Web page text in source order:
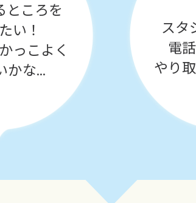
ところを
い！
っこよく
かな...
スタ
電
やり